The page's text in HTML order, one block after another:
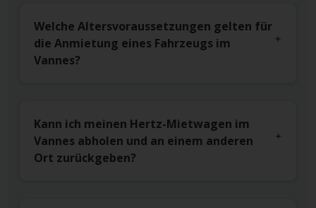
Welche Altersvoraussetzungen gelten für
die Anmietung eines Fahrzeugs im
Vannes?
Kann ich meinen Hertz-Mietwagen im
Vannes abholen und an einem anderen
Ort zurückgeben?